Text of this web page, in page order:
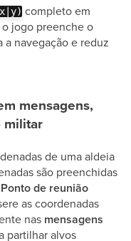
completo em
jogo preenche o
navegação e reduz
mensagens,
militar
de uma aldeia
são preenchidas
Ponto de reunião
as coordenadas
nas mensagens
partilhar alvos